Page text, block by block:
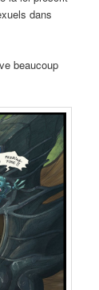
dans
beaucoup